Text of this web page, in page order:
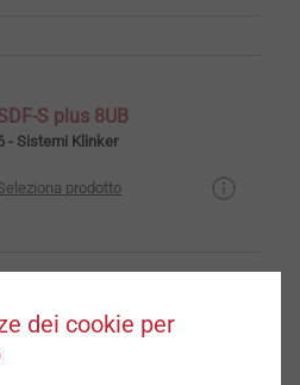
S plus 8UB
- Sistemi Klinker
prodotto
FR-4-4,8
dei cookie per